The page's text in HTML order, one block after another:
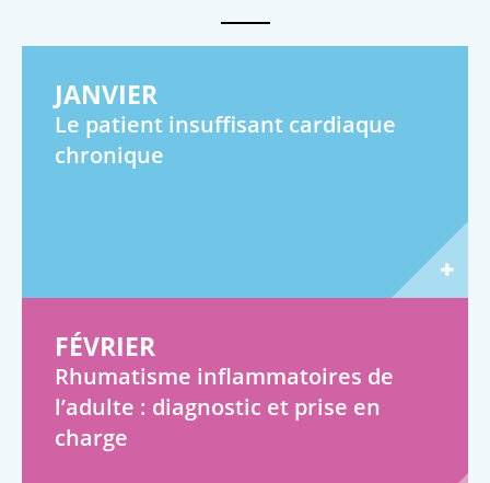
JANVIER
Le patient insuffisant cardiaque
chronique
FÉVRIER
Rhumatisme inflammatoires de
l’adulte : diagnostic et prise en
charge